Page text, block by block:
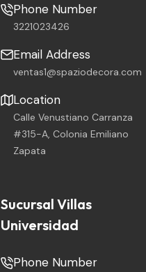
Phone Number
3221023426
Email Address
ventas1@spaziodecora.com
Location
Calle Venustiano Carranza
#315-A, Colonia Emiliano
Zapata
Sucursal Villas
Universidad
Phone Number